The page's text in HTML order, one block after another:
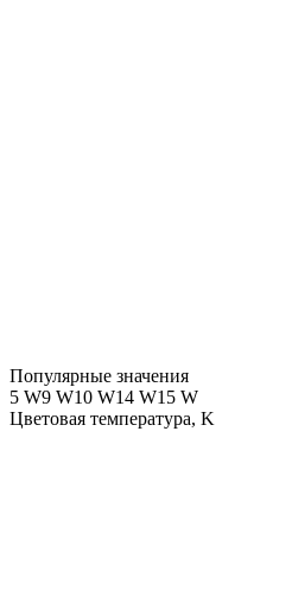
Популярные значения
5 W9 W10 W14 W15 W
Цветовая температура, K